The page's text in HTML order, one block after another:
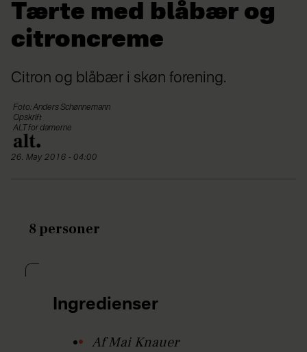
Tærte med blåbær og
citroncreme
Citron og blåbær i skøn forening.
Foto: Anders Schønnemann
Opskrift
ALT for damerne
26. May 2016 - 04:00
8 personer
Ingredienser
Af Mai Knauer